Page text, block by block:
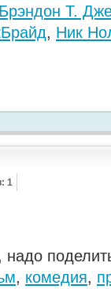
Брэндон Т.
, Ник
1
надо
, комедия,